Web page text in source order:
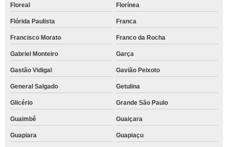
Floreal Florínea
Flórida Paulista Franca
Francisco Morato Franco da Rocha
Gabriel Monteiro Garça
Gastão Vidigal Gavião Peixoto
General Salgado Getulina
Glicério Grande São Paulo
Guaimbê Guaiçara
Guapiara Guapiaçu